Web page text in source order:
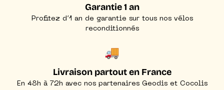
Garantie 1 an
Profitez d’1 an de garantie sur tous nos vélos
reconditionnés
🚚
Livraison partout en France
En 48h à 72h avec nos partenaires Geodis et Cocolis